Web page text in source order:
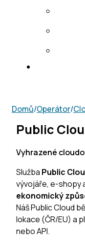
Domů/Operátor/
Public
Vyhrazené
Služba Public
vývojáře, e-shopy
ekonomický
Náš Public Cloud
lokace (ČR/EU) a
nebo API.